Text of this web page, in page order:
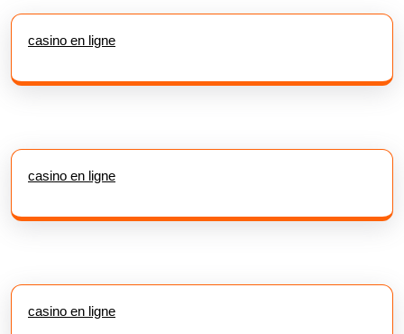
casino en ligne
casino en ligne
casino en ligne